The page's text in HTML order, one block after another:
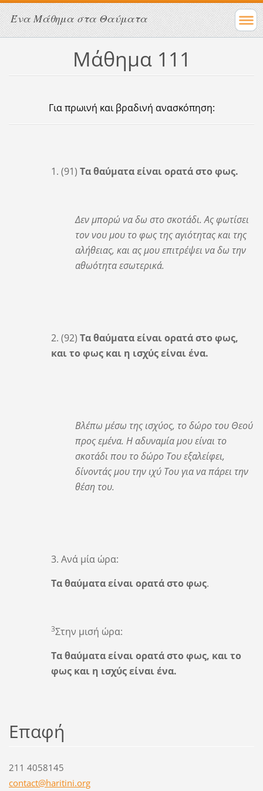
Ένα Μάθημα στα Θαύματα
Μάθημα 111
Για πρωινή και βραδινή ανασκόπηση:
1. (91) Τα θαύματα είναι ορατά στο φως.
Δεν μπορώ να δω στο σκοτάδι. Ας φωτίσει
τον νου μου το φως της αγιότητας και της
αλήθειας, και ας μου επιτρέψει να δω την
αθωότητα εσωτερικά.
2. (92) Τα θαύματα είναι ορατά στο φως,
και το φως και η ισχύς είναι ένα.
Βλέπω μέσω της ισχύος, το δώρο του Θεού
προς εμένα. Η αδυναμία μου είναι το
σκοτάδι που το δώρο Του εξαλείφει,
δίνοντάς μου την ιχύ Του για να πάρει την
θέση του.
3. Ανά μία ώρα:
Τα θαύματα είναι ορατά στο φως.
3Στην μισή ώρα:
Τα θαύματα είναι ορατά στο φως, και το
φως και η ισχύς είναι ένα.
Επαφή
211 4058145
contact@haritini.org